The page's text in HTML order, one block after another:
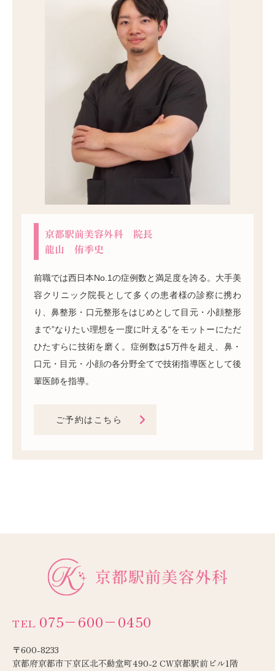
京都駅前美容外科 院長
龍山 侑季史
前職では西日本No.1の症例数と満足度を誇る。大手美
容クリニック院長として多くの患者様の診察に携わ
り、鼻整形・口元整形をはじめとして目元・小顔整形
まで”なりたい理想を一度に叶える“をモットーにただ
ひたすらに技術を磨く。症例数は5万件を超え、鼻・
口元・目元・小顔の各分野全てで技術指導医として後
輩医師を指導。
ご予約はこちら
TEL 075−600−0450
〒600-8233
京都府京都市下京区北不動堂町490-2 CW京都駅前ビル1階